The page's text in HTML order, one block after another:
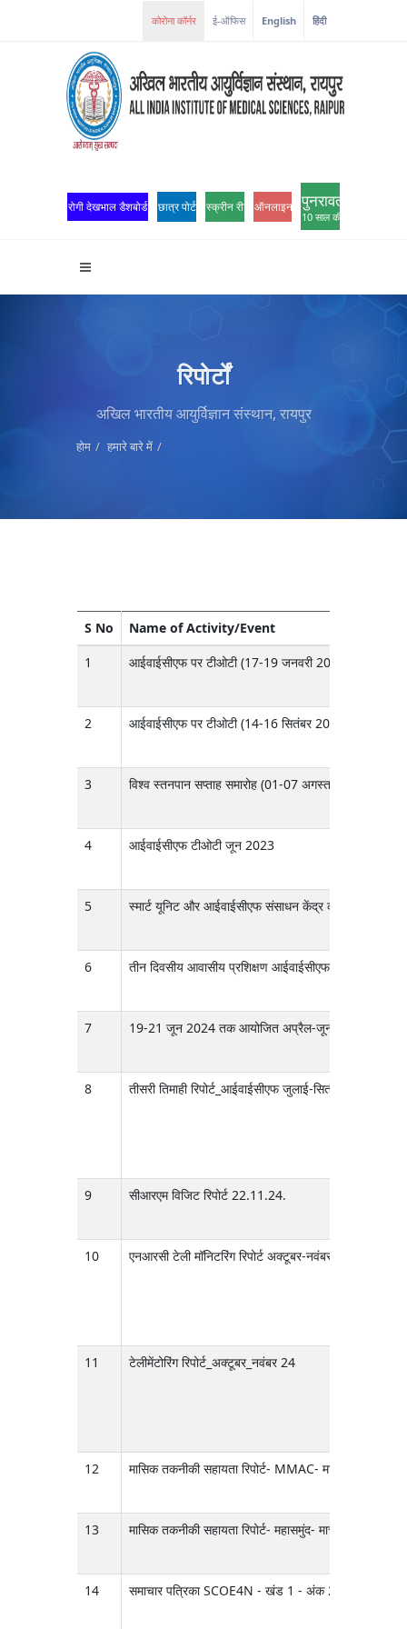
ई-ऑफिस English हिंदी
रोगी देखभाल डैशबोर्ड छात्र पोर्टल स्क्रीन रीडर एक्सेसऑनलाइन ओपीडी पंजीकरण
पुनरावर्तन
10 साल की उत्कृष्टता
रिपोर्टों
अखिल भारतीय आयुर्विज्ञान संस्थान, रायपुर
होम हमारे बारे में
S No
Name of Activity/Event
1
आईवाईसीएफ पर टीओटी (17-19 जनवरी 2024)
2 आईवाईसीएफ पर टीओटी (14-16 सितंबर 2023)
3 विश्व स्तनपान सप्ताह समारोह (01-07 अगस्त 2023)
4 आईवाईसीएफ टीओटी जून 2023
5 स्मार्ट यूनिट और आईवाईसीएफ संसाधन केंद्र का उद्घाटन
6 तीन दिवसीय आवासीय प्रशिक्षण आईवाईसीएफ 27-29 मई
7 19-21 जून 2024 तक आयोजित अप्रैल-जून 2024 तिमाही की
8 तीसरी तिमाही रिपोर्ट_आईवाईसीएफ जुलाई-सितंबर 2024.
9 सीआरएम विजिट रिपोर्ट 22.11.24.
10 एनआरसी टेली मॉनिटरिंग रिपोर्ट अक्टूबर-नवंबर 2024
11 टेलीमेंटोरिंग रिपोर्ट_अक्टूबर_नवंबर 24
12 मासिक तकनीकी सहायता रिपोर्ट- MMAC- मार्च 2025
13 मासिक तकनीकी सहायता रिपोर्ट- महासमुंद- मार्च 2025
14 समाचार पत्रिका SCOE4N - खंड 1 - अंक 2-जून 2025